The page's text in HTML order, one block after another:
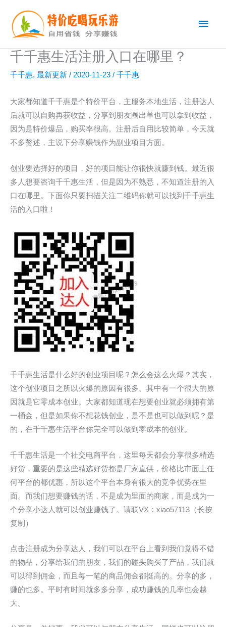
容
主
菜
千千惠生活注册入口在哪里？
千千惠, 最新更新 / 2020-11-23 / 千千惠
大家都知道千千惠是个特价平台，主服务本地生活，注册达人
后就可以自购再获收益，分享到朋友圈出单也可以拿到收益，
因为是特价爆品，购买率很高。注册后自用比较简单，今天就
不多赘述，主说下分享赚钱作为副业项目方面。
创业要选择好的项目，好的项目能让你很快就赚到钱。最近很
多人想要咨询千千惠生活，但是因为不熟悉，不知道注册的入
口在哪里。下面你只要扫描关注二维码你就可以找到千千惠生
活的入口啦！
千千惠生活是什么好的创业项目呢？怎么会这么火爆？其实，
这个创业项目之所以火爆的原因有很多。其中有一个很大的原
因就是它零成本创业。大家都知道现在想要创业就必须拥有第
一桶金，但是如果你不想花钱创业，是不是也可以做到呢？是
的，在千千惠生活平台你完全可以做到零成本的创业。
千千惠生活是一个社交电商平台，这里每天都会分享很多精选
好货，重要的是这些精选好货都是厂家直供，价格比市面上任
何平台的都优惠，所以这个平台本身有很大的竞争优势在里
面。而我们想要赚钱的话，不是成为里面的商家，而是成为一
个分享小达人就可以创业赚钱了。请联VX：xiao57113（长按
复制）
点击注册成为分享达人，我们可以在平台上看到我们觉得不错
的物品，分享给我们的朋友，我们的碰头购买了产品，我们就
可以得到佣金，而且每一笔的商品佣金都挺高的。分享的多，
赚的也多。平时有时间就多多分享，成功赚钱的几率也会越
大。